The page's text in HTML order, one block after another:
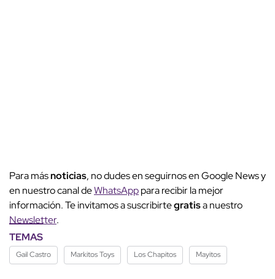
Para másnoticias, no dudes en seguirnos en Google News y
en nuestro canal deWhatsApppara recibir la mejor
información. Te invitamos a suscribirtegratisa nuestro
Newsletter.
TEMAS
Gail Castro Markitos Toys Los Chapitos Mayitos